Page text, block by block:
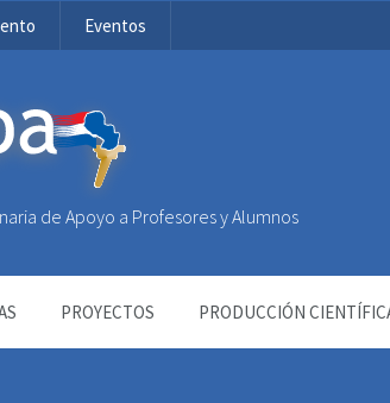
Eventos
de Apoyo a Profesores y Alumnos
PROYECTOS PRODUCCIÓN